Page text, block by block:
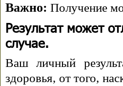
Важно: Получение
Результат может
случае.
Ваш личный
здоровья, от того,